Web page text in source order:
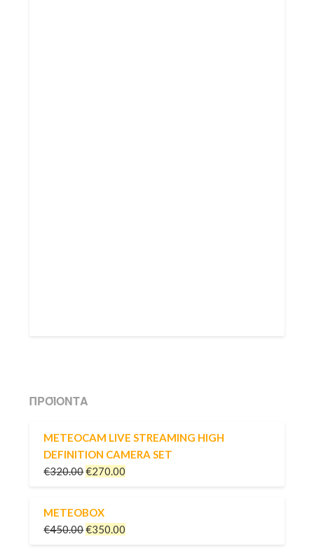
ΠΡΟΪΌΝΤΑ
METEOCAM LIVE STREAMING HIGH
DEFINITION CAMERA SET
€320.00€270.00
METEOBOX
€450.00€350.00